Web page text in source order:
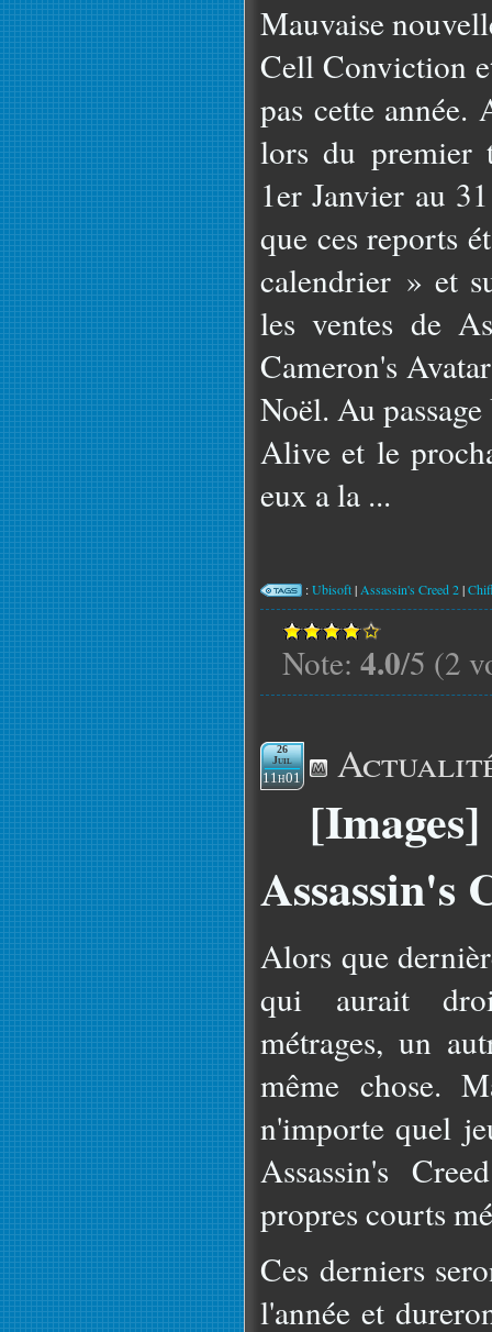
Mauvaise
Cell Conviction
pas cette
lors du premier
1er Janvier au
que ces reports
calendrier » et
les ventes de
Cameron's
Noël. Au
Alive et le
eux a la ...
:Ubisoft| Assassin's Creed 2|
Note: 4.0/5 (2
26
Juil
11h01
Assassin's
Alors que
qui aurait
métrages, un
même chose.
n'importe quel
Assassin's
propres courts
Ces derniers
l'année et